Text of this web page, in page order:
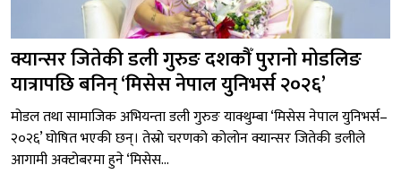
क्यान्सर जितेकी डली गुरुङ दशकौँ पुरानो मोडलिङ
यात्रापछि बनिन् ‘मिसेस नेपाल युनिभर्स २०२६’
मोडल तथा सामाजिक अभियन्ता डली गुरुङ याक्थुम्बा ‘मिसेस नेपाल युनिभर्स–
२०२६’ घोषित भएकी छन्। तेस्रो चरणको कोलोन क्यान्सर जितेकी डलीले
आगामी अक्टोबरमा हुने ‘मिसेस...